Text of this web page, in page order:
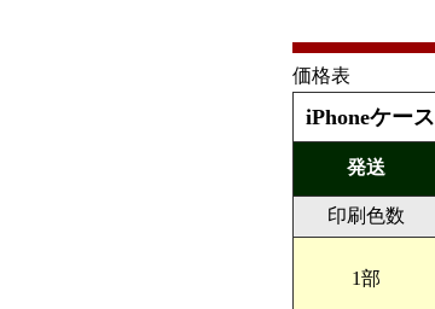
価格表
iPhoneケース
発送
印刷色数
1部